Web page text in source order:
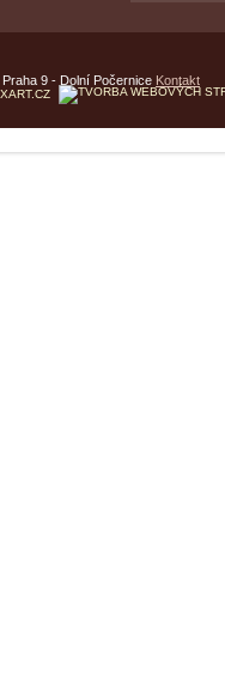
9 - Dolní Počernice Kontakt